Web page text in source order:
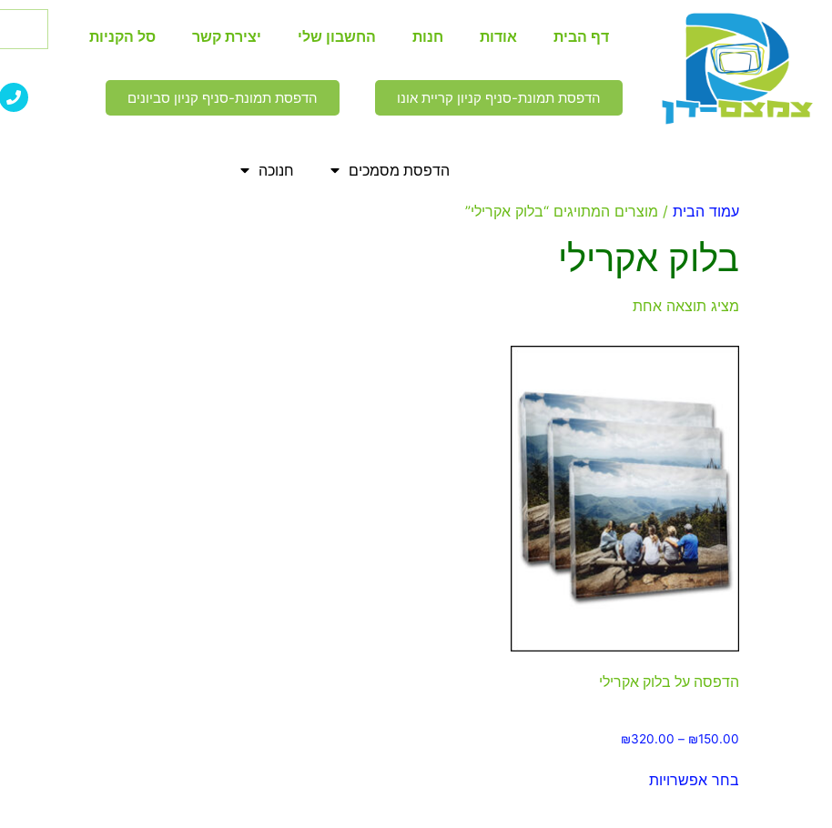
דף הבית אודות חנות החשבון שלי יצירת קשר סל הקניות
הדפסת תמונת-סניף קניון קריית אונו הדפסת תמונת-סניף קניון סביונים
הדפסת מסמכים חנוכה
עמוד הבית / מוצרים המתויגים “בלוק אקרילי”
בלוק אקרילי
מציג תוצאה אחת
הדפסה על בלוק אקרילי
₪150.00
–
₪320.00
בחר אפשרויות